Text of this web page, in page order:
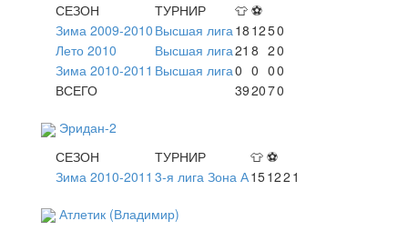
СЕЗОН
ТУРНИР 👕 ⚽
Зима 2009-2010 Высшая лига18 1250
Лето 2010
Высшая лига21 8 20
Зима 2010-2011 Высшая лига0 0 00
ВСЕГО
392070
Эридан-2
СЕЗОН
ТУРНИР 👕 ⚽
Зима 2010-2011 3-я лига Зона А15122 1
Атлетик (Владимир)